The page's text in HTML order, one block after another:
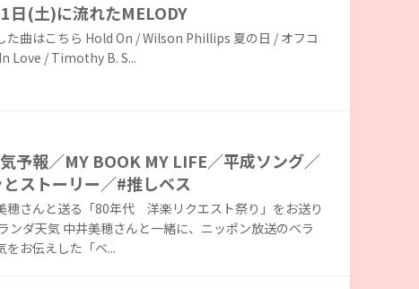
日(土)に流れたMELODY
た曲はこちら Hold On / Wilson Phillips 夏の日 / オフコ
Love / Timothy B. S...
予報／MY BOOK MY LIFE／平成ソング／
ストーリー／#推しベス
穂さんと送る「80年代 洋楽リクエスト祭り」をお送り
ンダ天気 中井美穂さんと一緒に、ニッポン放送のベラ
をお伝えした「ベ...